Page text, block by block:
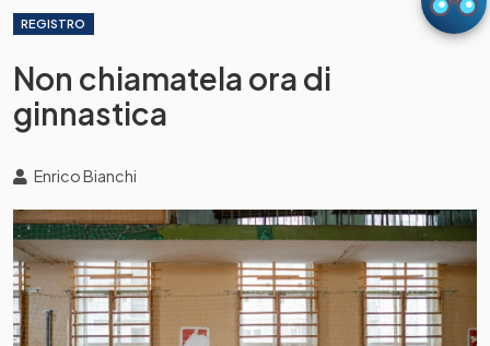
REGISTRO
Non chiamatela ora di
ginnastica
Enrico Bianchi